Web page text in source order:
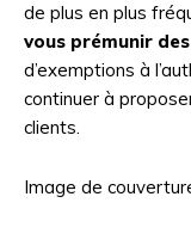
de plus en plus
vous prémunir
d’exemptions à
continuer à
clients.
Image de